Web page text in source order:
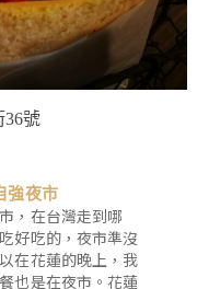
號
強夜市
，在台灣走到哪
好吃的，夜市準沒
在花蓮的晚上，我
也是在夜市。花蓮